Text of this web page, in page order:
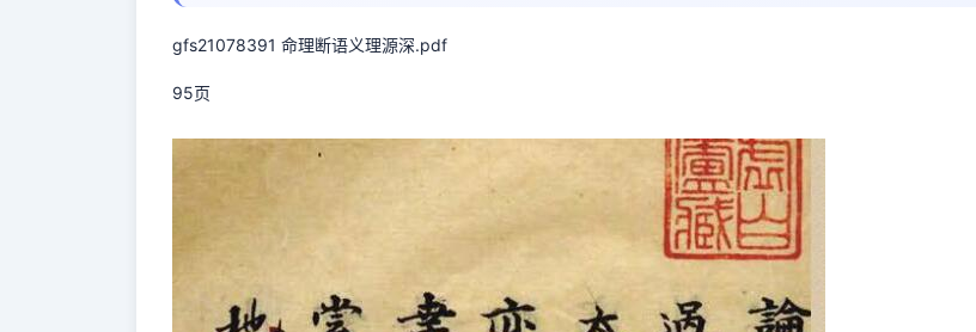
gfs21078391 命理断语义理源深.pdf
95页